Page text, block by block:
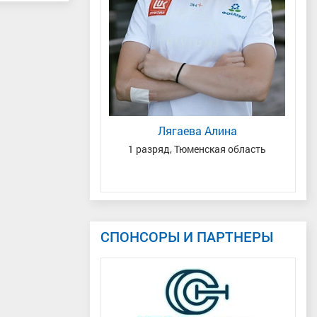
Лягаева Алина
1 разряд, Тюменская область
СПОНСОРЫ И ПАРТНЕРЫ